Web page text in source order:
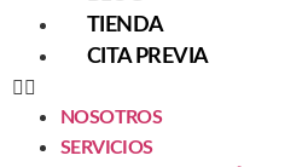
TIENDA
CITA PREVIA
NOSOTROS
SERVICIOS